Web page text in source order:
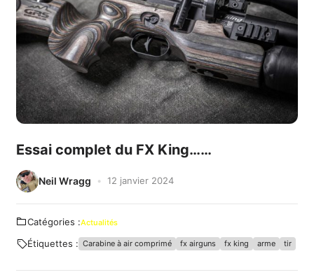
Essai complet du FX King……
Neil Wragg 12 janvier 2024
Catégories :Actualités
Étiquettes : Carabine à air comprimé fx airguns fx king arme tir